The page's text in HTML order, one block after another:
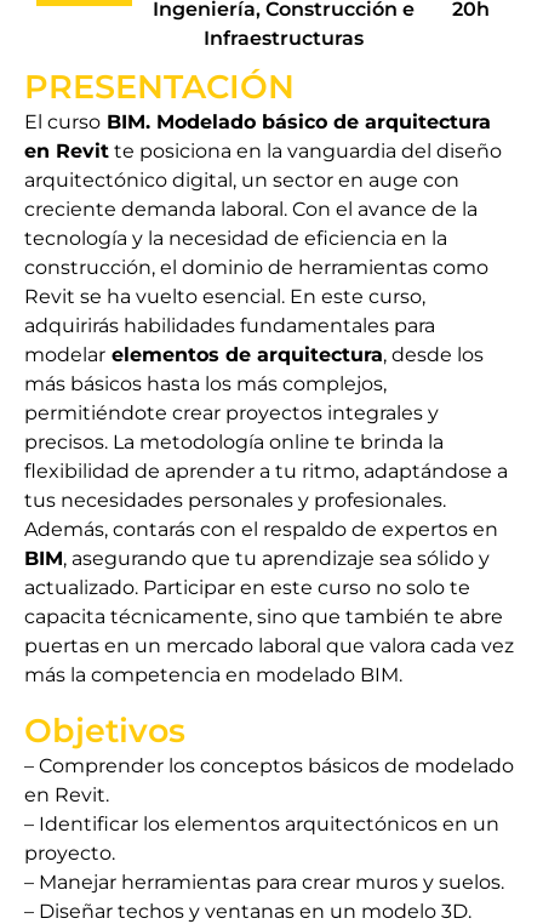
Ingeniería, Construcción e
Infraestructuras
20h
PRESENTACIÓN
El curso BIM. Modelado básico de arquitectura
en Revit te posiciona en la vanguardia del diseño
arquitectónico digital, un sector en auge con
creciente demanda laboral. Con el avance de la
tecnología y la necesidad de eficiencia en la
construcción, el dominio de herramientas como
Revit se ha vuelto esencial. En este curso,
adquirirás habilidades fundamentales para
modelar elementos de arquitectura, desde los
más básicos hasta los más complejos,
permitiéndote crear proyectos integrales y
precisos. La metodología online te brinda la
flexibilidad de aprender a tu ritmo, adaptándose a
tus necesidades personales y profesionales.
Además, contarás con el respaldo de expertos en
BIM, asegurando que tu aprendizaje sea sólido y
actualizado. Participar en este curso no solo te
capacita técnicamente, sino que también te abre
puertas en un mercado laboral que valora cada vez
más la competencia en modelado BIM.
Objetivos
– Comprender los conceptos básicos de modelado
en Revit.
– Identificar los elementos arquitectónicos en un
proyecto.
– Manejar herramientas para crear muros y suelos.
– Diseñar techos y ventanas en un modelo 3D.